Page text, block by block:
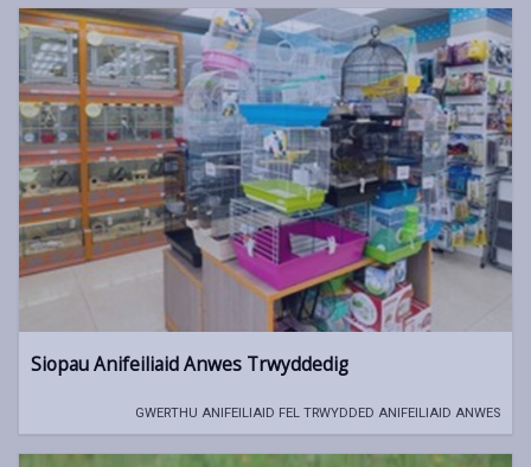
Siopau Anifeiliaid Anwes Trwyddedig
GWERTHU ANIFEILIAID FEL TRWYDDED ANIFEILIAID ANWES